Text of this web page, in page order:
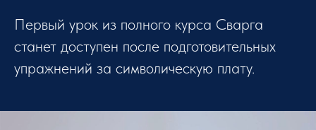
Первый урок из полного курса Сварга
станет доступен после подготовительных
упражнений за символическую плату.